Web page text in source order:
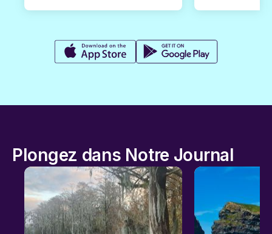
Plongez dans Notre Journal